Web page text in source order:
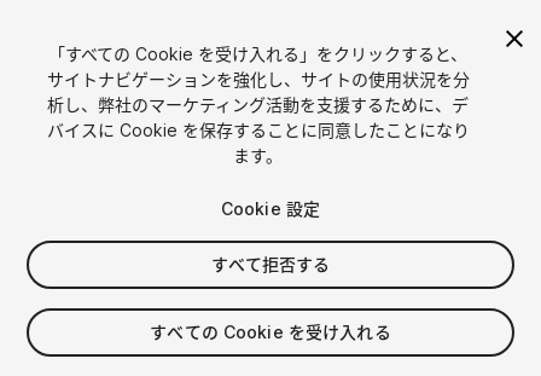
1 /2
$9
消費税は決済時に計算されます
「すべての Cookie を受け入れる」をクリックすると、
サイトナビゲーションを強化し、サイトの使用状況を分
析し、弊社のマーケティング活動を支援するために、デ
バイスに Cookie を保存することに同意したことになり
ます。
Cookie 設定
すべて拒否する
すべての Cookie を受け入れる